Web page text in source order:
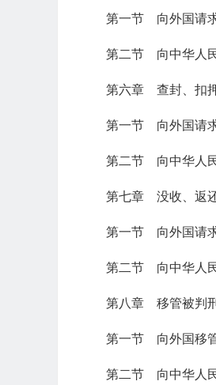
第一节 向外国请
第二节 向中华人
第六章 查封、扣
第一节 向外国请
第二节 向中华人
第七章 没收、返
第一节 向外国请
第二节 向中华人
第八章 移管被判
第一节 向外国移
第二节 向中华人